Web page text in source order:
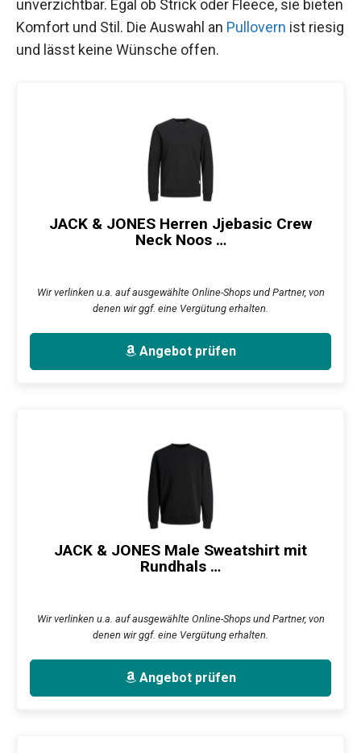
unverzichtbar. Egal ob Strick oder Fleece, sie bieten
Komfort und Stil. Die Auswahl an Pullovern ist riesig
und lässt keine Wünsche offen.
JACK & JONES Herren Jjebasic Crew
Neck Noos …
Wir verlinken u.a. auf ausgewählte Online-Shops und Partner, von
denen wir ggf. eine Vergütung erhalten.
Angebot prüfen
JACK & JONES Male Sweatshirt mit
Rundhals …
Wir verlinken u.a. auf ausgewählte Online-Shops und Partner, von
denen wir ggf. eine Vergütung erhalten.
Angebot prüfen